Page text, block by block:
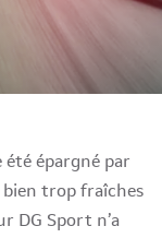
été épargné par
trop fraîches
DG Sport n’a